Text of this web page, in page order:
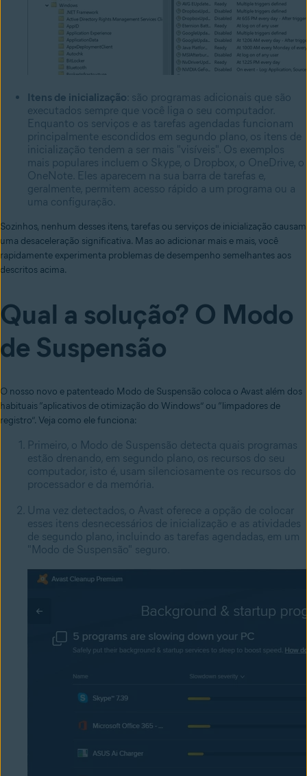
Itens de inicialização : são programas adicionais que são
executados sempre que você liga o seu computador.
Enquanto os serviços e as tarefas agendadas funcionam
principalmente escondidos em segundo plano, os itens de
inicialização tendem a ser mais "visíveis". Os exemplos
mais populares incluem o Skype, o Dropbox, o OneDrive, o
OneNote. Eles aparecem na sua barra de tarefas e,
geralmente, permitem acesso rápido a um programa ou a
uma configuração.
Sozinhos, nenhum desses itens, tarefas ou serviços de inicialização causam
uma desaceleração significativa. Mas ao adicionar mais e mais, você
rapidamente experimenta problemas de desempenho semelhantes aos
descritos acima.
Qual a solução? O Modo
de Suspensão
O nosso novo e patenteado Modo de Suspensão coloca o Avast além dos
habituais “aplicativos de otimização do Windows” ou “limpadores de
registro”. Veja como ele funciona:
Primeiro, o Modo de Suspensão detecta quais programas
estão drenando, em segundo plano, os recursos do seu
computador, isto é, usam silenciosamente os recursos do
processador e da memória.
Uma vez detectados, o Avast oferece a opção de colocar
esses itens desnecessários de inicialização e as atividades
de segundo plano, incluindo as tarefas agendadas, em um
"Modo de Suspensão" seguro.